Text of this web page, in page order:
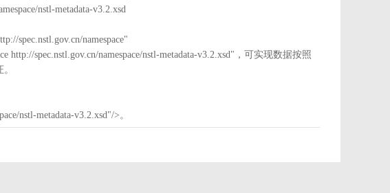
nstl-metadata-v3.2.xsd
namespace"
http://spec.nstl.gov.cn/namespace/nstl-metadata-v3.2.xsd"，可实现数据按照
nstl-metadata-v3.2.xsd"/>。